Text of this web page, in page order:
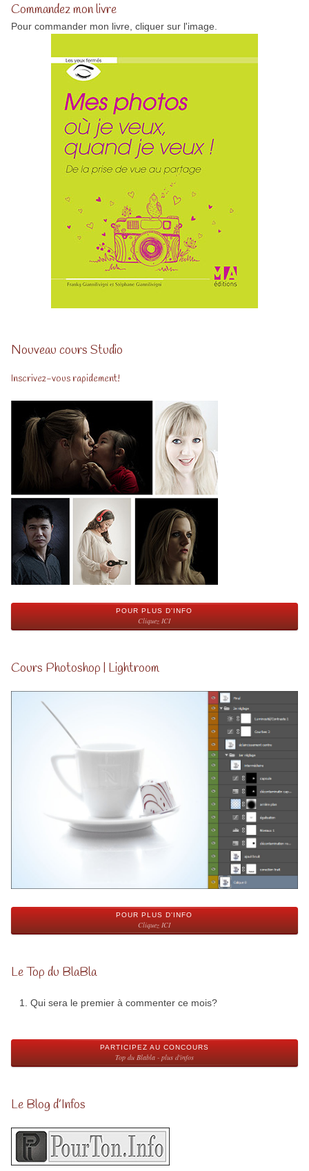
Commandez mon livre
Pour commander mon livre, cliquer sur l'image.
Nouveau cours Studio
Inscrivez-vous rapidement!
POUR PLUS D'INFO
Cliquez ICI
Cours Photoshop | Lightroom
POUR PLUS D'INFO
Cliquez ICI
Le Top du BlaBla
Qui sera le premier à commenter ce mois?
PARTICIPEZ AU CONCOURS
Top du Blabla - plus d'infos
Le Blog d’Infos